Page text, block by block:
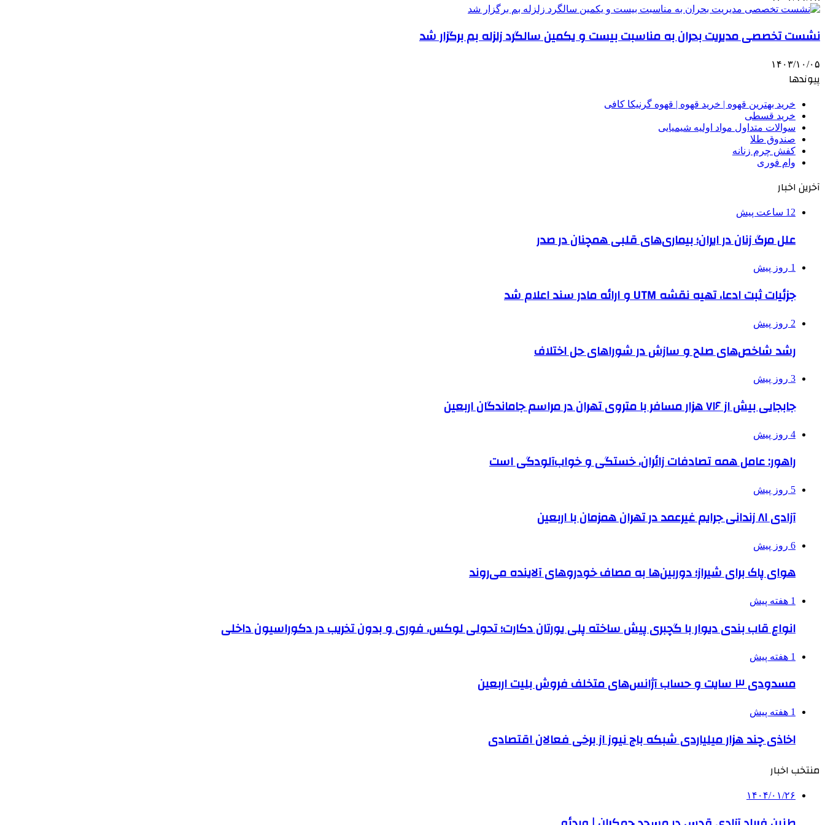
نشست تخصصی مدیریت بحران به مناسبت بیست و یکمین سالگرد زلزله بم برگزار شد
۱۴۰۳/۱۰/۰۵
پیوندها
خرید بهترین قهوه | خرید قهوه | قهوه گرنیکا کافی
خرید قسطی
سوالات متداول مواد اولیه شیمیایی
صندوق طلا
کفش چرم زنانه
وام فوری
آخرین اخبار
12 ساعت پیش
علل مرگ زنان در ایران؛ بیماری‌های قلبی همچنان در صدر
1 روز پیش
جزئیات ثبت ادعا، تهیه نقشه UTM و ارائه مادر سند اعلام شد
2 روز پیش
رشد شاخص‌های صلح و سازش در شوراهای حل اختلاف
3 روز پیش
جابجایی بیش از ۷۱۶ هزار مسافر با متروی تهران در مراسم جاماندگان اربعین
4 روز پیش
راهور: عامل همه تصادفات زائران، خستگی و خواب‌آلودگی است
5 روز پیش
آزادی ۸۱ زندانی جرایم غیرعمد در تهران همزمان با اربعین
6 روز پیش
هوای پاک برای شیراز؛ دوربین‌ها به مصاف خودروهای آلاینده می‌روند
1 هفته پیش
انواع قاب بندی دیوار با گچبری پیش ساخته پلی یورتان دکارت؛ تحولی لوکس، فوری و بدون تخریب در دکوراسیون داخلی
1 هفته پیش
مسدودی ۳ سایت و حساب آژانس‌های متخلف فروش بلیت اربعین
1 هفته پیش
اخاذی چند هزار میلیاردی شبکه باج نیوز از برخی فعالان اقتصادی
منتخب اخبار
۱۴۰۴/۰۱/۲۶